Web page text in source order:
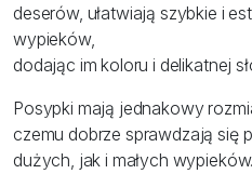
deserów, ułatwiają szybkie i
wypieków,
dodając im koloru i delikatnej
Posypki mają jednakowy
czemu dobrze sprawdzają się
dużych, jak i małych wypieków.